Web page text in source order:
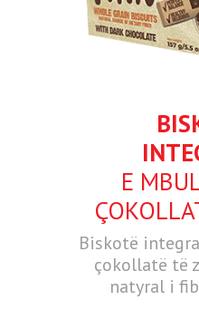
E
Biskotë
çokollatë të
natyral i